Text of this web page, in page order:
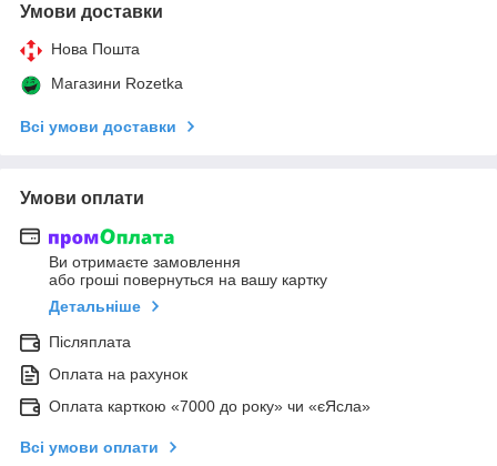
Умови доставки
Нова Пошта
Магазини Rozetka
Всі умови доставки
Умови оплати
Ви отримаєте замовлення
або гроші повернуться на вашу картку
Детальніше
Післяплата
Оплата на рахунок
Оплата карткою «7000 до року» чи «єЯсла»
Всі умови оплати